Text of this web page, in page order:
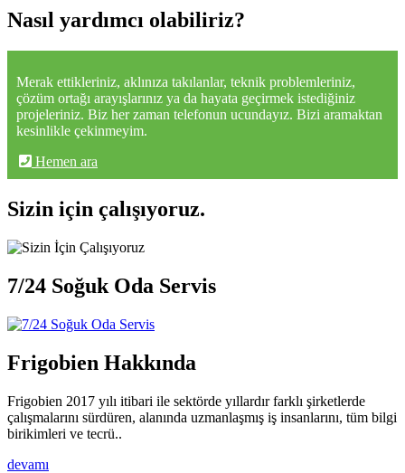
Nasıl yardımcı olabiliriz?
Merak ettikleriniz, aklınıza takılanlar, teknik problemleriniz,
çözüm ortağı arayışlarınız ya da hayata geçirmek istediğiniz
projeleriniz. Biz her zaman telefonun ucundayız. Bizi aramaktan
kesinlikle çekinmeyim.
Hemen ara
Sizin için çalışıyoruz.
7/24 Soğuk Oda Servis
Frigobien Hakkında
Frigobien 2017 yılı itibari ile sektörde yıllardır farklı şirketlerde
çalışmalarını sürdüren, alanında uzmanlaşmış iş insanlarını, tüm bilgi
birikimleri ve tecrü..
devamı